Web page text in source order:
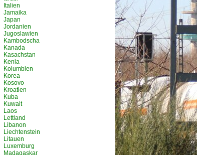
Italien
Jamaika
Japan
Jordanien
Jugoslawien
Kambodscha
Kanada
Kasachstan
Kenia
Kolumbien
Korea
Kosovo
Kroatien
Kuba
Kuwait
Laos
Lettland
Libanon
Liechtenstein
Litauen
Luxemburg
Madagaskar